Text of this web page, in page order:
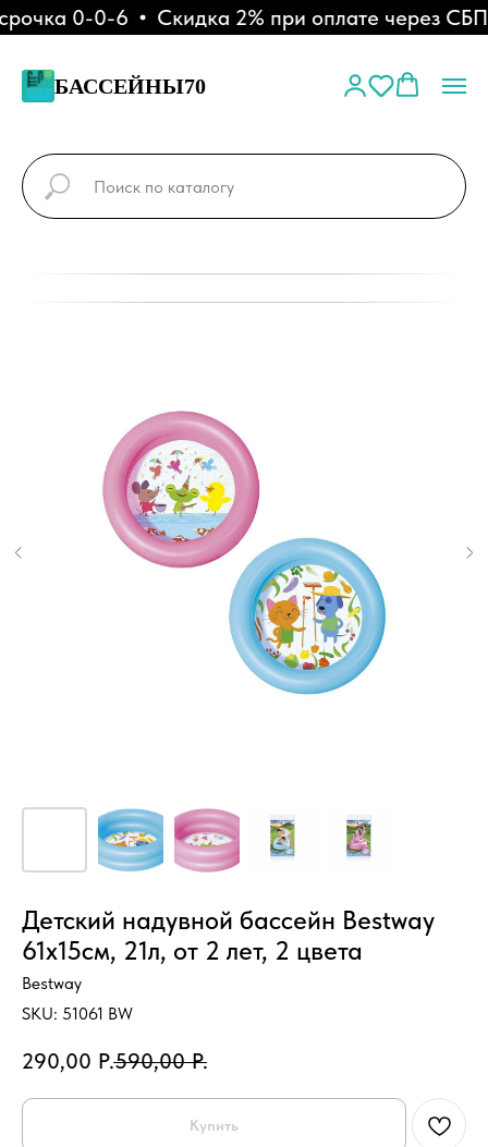
0-0-6 Скидка 2% при оплате через СБП
БАССЕЙНЫ70
Детский надувной бассейн Bestway
61х15см, 21л, от 2 лет, 2 цвета
Bestway
SKU: 51061 BW
290,00 Р.590,00 Р.
Купить